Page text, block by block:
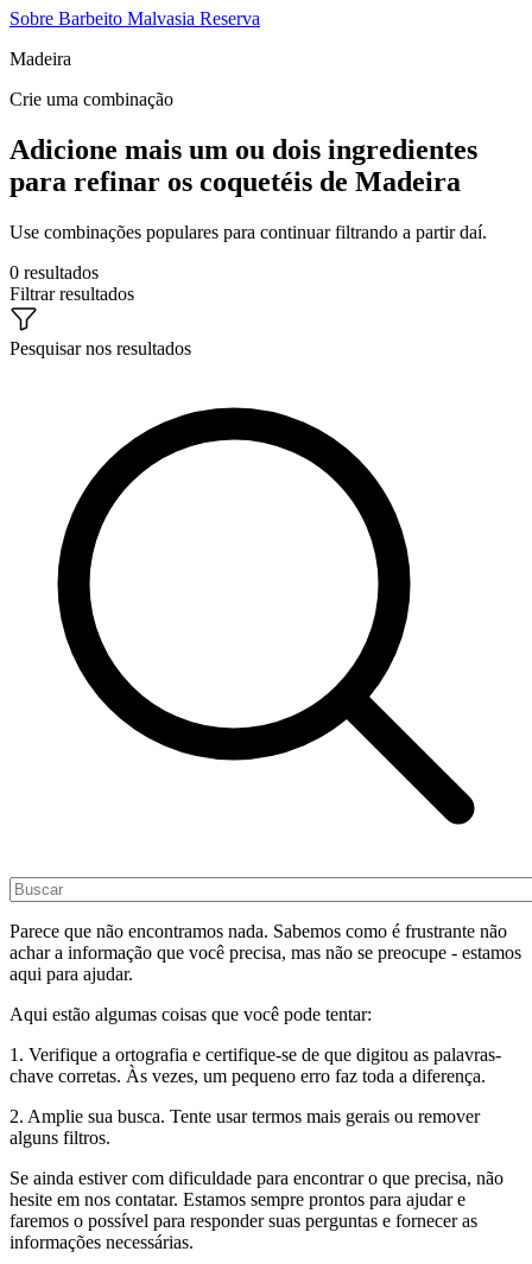
Sobre Barbeito Malvasia Reserva
Madeira
Crie uma combinação
Adicione mais um ou dois ingredientes
para refinar os coquetéis de Madeira
Use combinações populares para continuar filtrando a partir daí.
0 resultados
Filtrar resultados
Pesquisar nos resultados
Parece que não encontramos nada. Sabemos como é frustrante não
achar a informação que você precisa, mas não se preocupe - estamos
aqui para ajudar.
Aqui estão algumas coisas que você pode tentar:
1. Verifique a ortografia e certifique-se de que digitou as palavras-
chave corretas. Às vezes, um pequeno erro faz toda a diferença.
2. Amplie sua busca. Tente usar termos mais gerais ou remover
alguns filtros.
Se ainda estiver com dificuldade para encontrar o que precisa, não
hesite em nos contatar. Estamos sempre prontos para ajudar e
faremos o possível para responder suas perguntas e fornecer as
informações necessárias.